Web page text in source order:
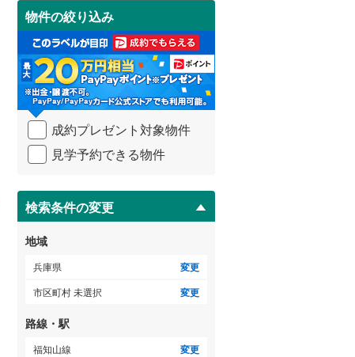
受
け
取
る
・
条
件
を
イ
ペ
ジ
に
保
存
す
る
物件の絞り込み
成約プレゼント対象物件
見学予約できる物件
検索条件の変更
地域
兵庫県 変更
市区町村 未選択 変更
路線・駅
福知山線 変更
揖保郡太子町(10
美方郡香美町(0 )
南道路（75）